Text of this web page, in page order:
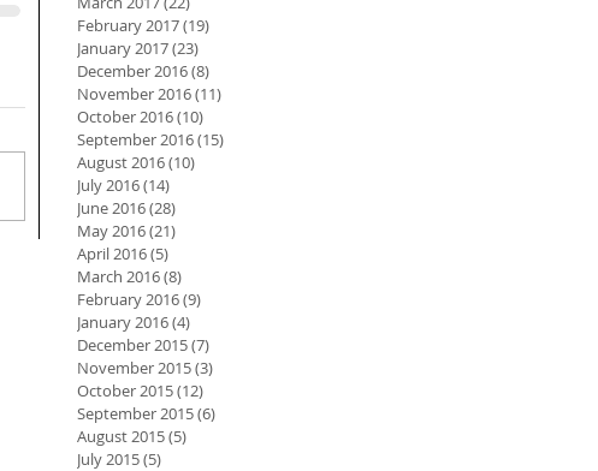
February 2017(19)
January 2017(23)
December 2016(8)
November 2016(11)
October 2016(10)
September 2016(15)
August 2016(10)
July 2016(14)
June 2016(28)
May 2016(21)
April 2016(5)
March 2016(8)
February 2016(9)
January 2016(4)
December 2015(7)
November 2015(3)
October 2015(12)
September 2015(6)
August 2015(5)
July 2015(5)